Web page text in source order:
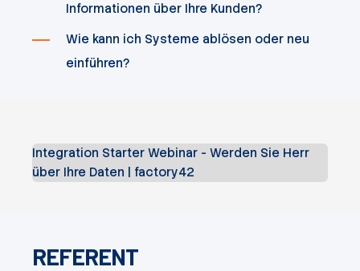
Informationen über Ihre Kunden?
Wie kann ich Systeme ablösen oder neu
einführen?
Integration Starter Webinar - Werden Sie Herr
über Ihre Daten | factory42
REFERENT